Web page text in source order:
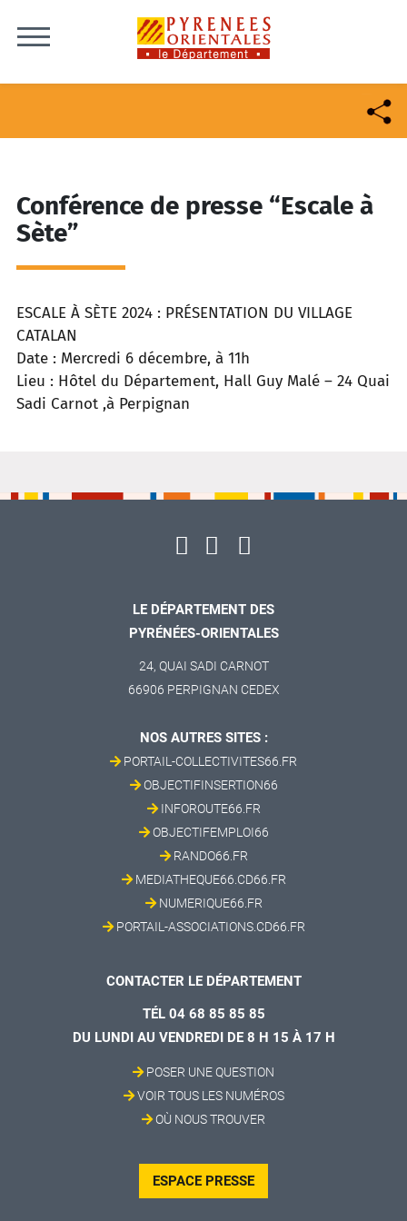
Conférence de presse “Escale à
Sète”
ESCALE À SÈTE 2024 : PRÉSENTATION DU VILLAGE
CATALAN
Date : Mercredi 6 décembre, à 11h
Lieu : Hôtel du Département, Hall Guy Malé – 24 Quai
Sadi Carnot ,à Perpignan
LE DÉPARTEMENT DES
PYRÉNÉES-ORIENTALES
24, QUAI SADI CARNOT
66906 PERPIGNAN CEDEX
NOS AUTRES SITES :
PORTAIL-COLLECTIVITES66.FR
OBJECTIFINSERTION66
INFOROUTE66.FR
OBJECTIFEMPLOI66
RANDO66.FR
MEDIATHEQUE66.CD66.FR
NUMERIQUE66.FR
PORTAIL-ASSOCIATIONS.CD66.FR
CONTACTER LE DÉPARTEMENT
TÉL 04 68 85 85 85
DU LUNDI AU VENDREDI DE 8 H 15 À 17 H
POSER UNE QUESTION
VOIR TOUS LES NUMÉROS
OÙ NOUS TROUVER
ESPACE PRESSE